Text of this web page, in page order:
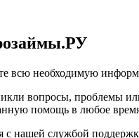
всю необходимую
вопросы, проблемы
помощь в любое
с нашей службой